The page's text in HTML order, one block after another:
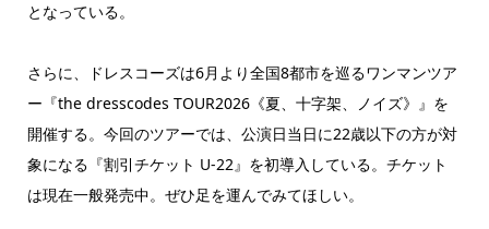
となっている。
さらに、ドレスコーズは6月より全国8都市を巡るワンマンツア
ー『the dresscodes TOUR2026《夏、十字架、ノイズ》』を
開催する。今回のツアーでは、公演日当日に22歳以下の方が対
象になる『割引チケット U-22』を初導入している。チケット
は現在一般発売中。ぜひ足を運んでみてほしい。